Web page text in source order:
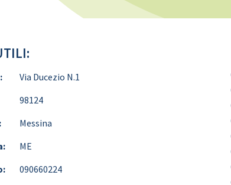
Via Ducezio N.1
98124
Messina
ME
090660224